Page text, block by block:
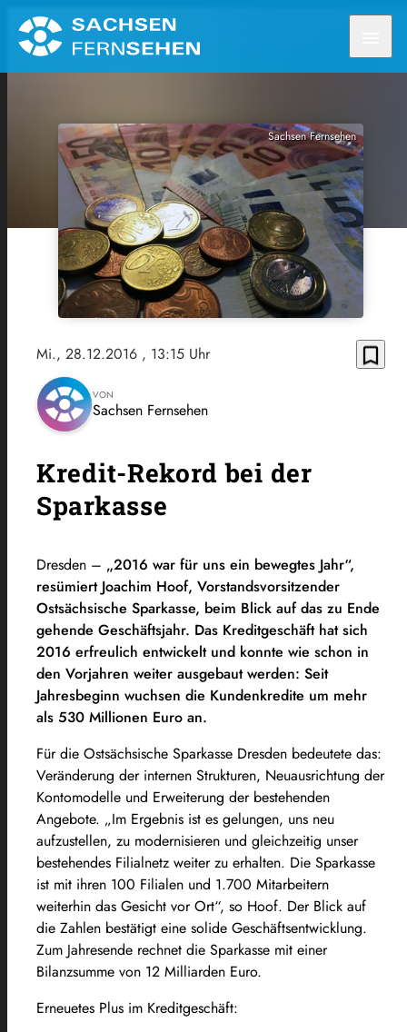
Sachsen Fernsehen
Mi., 28.12.2016 , 13:15 Uhr bookmark_border
VON
Sachsen Fernsehen
Kredit-Rekord bei der
Sparkasse
Dresden – „2016 war für uns ein bewegtes Jahr“,
resümiert Joachim Hoof, Vorstandsvorsitzender
Ostsächsische Sparkasse, beim Blick auf das zu Ende
gehende Geschäftsjahr. Das Kreditgeschäft hat sich
2016 erfreulich entwickelt und konnte wie schon in
den Vorjahren weiter ausgebaut werden: Seit
Jahresbeginn wuchsen die Kundenkredite um mehr
als 530 Millionen Euro an.
Für die Ostsächsische Sparkasse Dresden bedeutete das:
Veränderung der internen Strukturen, Neuausrichtung der
Kontomodelle und Erweiterung der bestehenden
Angebote. „Im Ergebnis ist es gelungen, uns neu
aufzustellen, zu modernisieren und gleichzeitig unser
bestehendes Filialnetz weiter zu erhalten. Die Sparkasse
ist mit ihren 100 Filialen und 1.700 Mitarbeitern
weiterhin das Gesicht vor Ort“, so Hoof. Der Blick auf
die Zahlen bestätigt eine solide Geschäftsentwicklung.
Zum Jahresende rechnet die Sparkasse mit einer
Bilanzsumme von 12 Milliarden Euro.
Erneuetes Plus im Kreditgeschäft: